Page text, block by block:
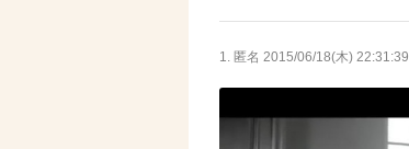
1. 匿名 2015/06/18(木) 22:31:39